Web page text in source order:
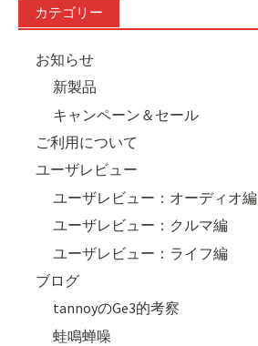
カテゴリー
お知らせ
新製品
キャンペーン＆セール
ご利用について
ユーザレビュー
ユーザレビュー：オーディオ編
ユーザレビュー：クルマ編
ユーザレビュー：ライフ編
ブログ
tannoyのGe3的考察
蛙鳴蝉噪